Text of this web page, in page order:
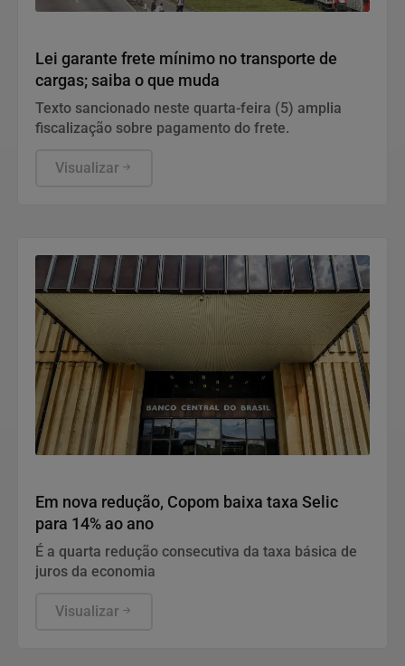
Lei garante frete mínimo no transporte de
cargas; saiba o que muda
Texto sancionado neste quarta-feira (5) amplia
fiscalização sobre pagamento do frete.
Visualizar
Em nova redução, Copom baixa taxa Selic
para 14% ao ano
É a quarta redução consecutiva da taxa básica de
juros da economia
Visualizar